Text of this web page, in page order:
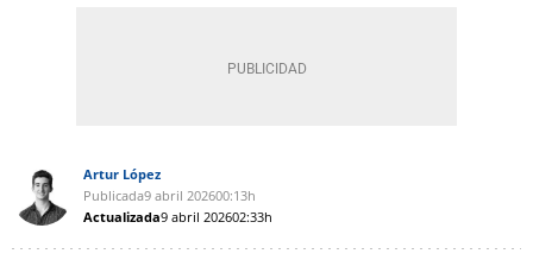
Artur López
Publicada9 abril 202600:13h
Actualizada9 abril 202602:33h